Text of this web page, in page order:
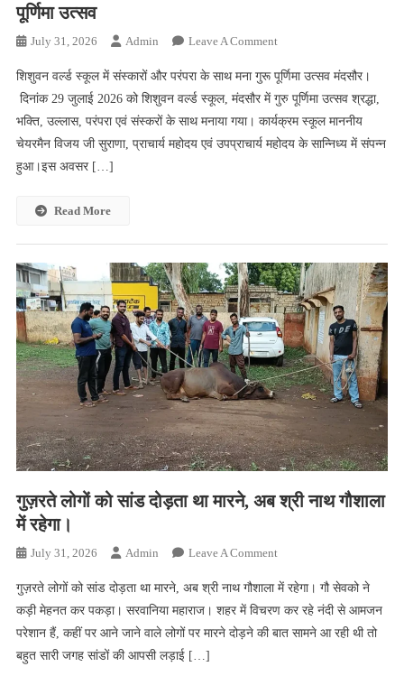
पूर्णिमा उत्सव
July 31, 2026 Admin Leave A CommentOn
वर्ल्ड
स्कूल
में
संस्कारों
मना
गुरू
पूर्णिमा
उत्सव
शिशुवन वर्ल्ड स्कूल में संस्कारों और परंपरा के साथ मना गुरू पूर्णिमा उत्सव मंदसौर।
दिनांक 29 जुलाई 2026 को शिशुवन वर्ल्ड स्कूल, मंदसौर में गुरु पूर्णिमा उत्सव श्रद्धा,
भक्ति, उल्लास, परंपरा एवं संस्करों के साथ मनाया गया। कार्यक्रम स्कूल माननीय
चेयरमैन विजय जी सुराणा, प्राचार्य महोदय एवं उपप्राचार्य महोदय के सान्निध्य में संपन्न
हुआ।इस अवसर […]
Read More
गुज़रते लोगों को सांड दोड़ता था मारने, अब श्री नाथ गौशाला
में रहेगा।
July 31, 2026 Admin Leave A CommentOn
लोगों
को
सांड
गुज़रते लोगों को सांड दोड़ता था मारने, अब श्री नाथ गौशाला में रहेगा। गौ सेवको ने
कड़ी मेहनत कर पकड़ा। सरवानिया महाराज। शहर में विचरण कर रहे नंदी से आमजन
परेशान हैं, कहीं पर आने जाने वाले लोगों पर मारने दोड़ने की बात सामने आ रही थी तो
बहुत सारी जगह सांडों की आपसी लड़ाई […]